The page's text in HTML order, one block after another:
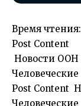
Время чтения:
Post Content
Новости
Post Content